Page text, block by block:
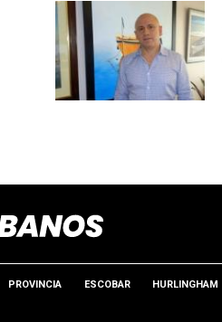
PROVINCIA ESCOBAR HURLINGHAM